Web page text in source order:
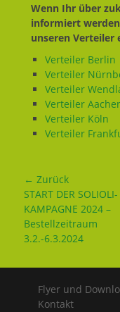
Wenn Ihr über
informiert
unseren Verteiler
Verteiler Berlin
Verteiler
Verteiler
Verteiler
Verteiler Köln
Verteiler
← Zurück
Vorhergehender
Beitrag:
START DER SOLIOLI-
KAMPAGNE 2024 –
Bestellzeitraum
3.2.-6.3.2024
Flyer und
Kontakt